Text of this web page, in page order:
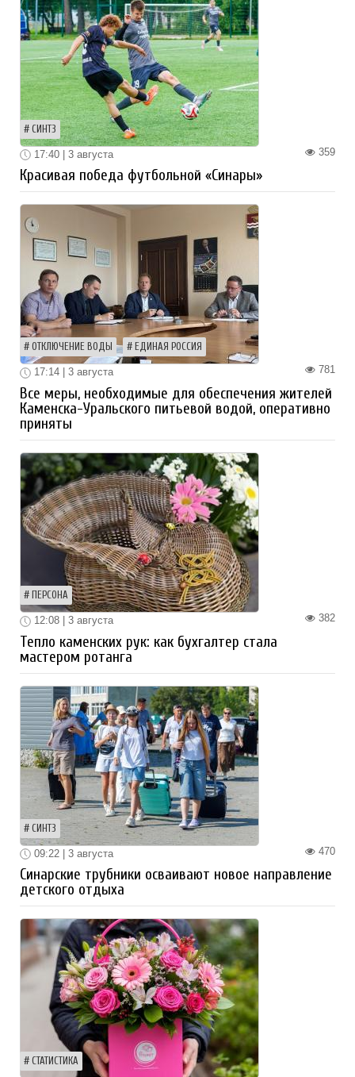
СИНТЗ
359
17:40 | 3 августа
Красивая победа футбольной «Синары»
ОТКЛЮЧЕНИЕ ВОДЫ ЕДИНАЯ РОССИЯ
781
17:14 | 3 августа
Все меры, необходимые для обеспечения жителей
Каменска-Уральского питьевой водой, оперативно
приняты
ПЕРСОНА
382
12:08 | 3 августа
Тепло каменских рук: как бухгалтер стала
мастером ротанга
СИНТЗ
470
09:22 | 3 августа
Синарские трубники осваивают новое направление
детского отдыха
СТАТИСТИКА